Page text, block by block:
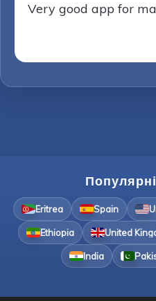
Very good app for
Eritrea Spain
Ethiopia United
India